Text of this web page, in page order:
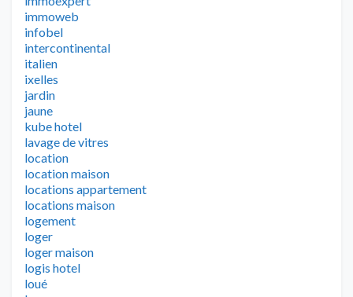
immoweb
infobel
intercontinental
italien
ixelles
jardin
jaune
kube hotel
lavage de vitres
location
location maison
locations appartement
locations maison
logement
loger
loger maison
logis hotel
loué